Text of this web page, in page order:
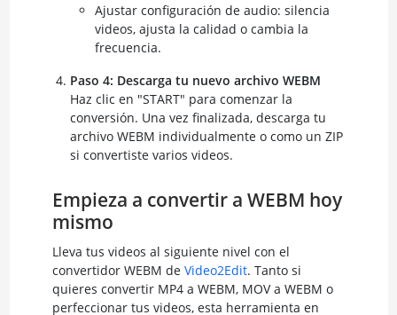
Ajustar configuración de audio: silencia
videos, ajusta la calidad o cambia la
frecuencia.
Paso 4: Descarga tu nuevo archivo WEBM
Haz clic en "START" para comenzar la
conversión. Una vez finalizada, descarga tu
archivo WEBM individualmente o como un ZIP
si convertiste varios videos.
Empieza a convertir a WEBM hoy
mismo
Lleva tus videos al siguiente nivel con el
convertidor WEBM de Video2Edit. Tanto si
quieres convertir MP4 a WEBM, MOV a WEBM o
perfeccionar tus videos, esta herramienta en